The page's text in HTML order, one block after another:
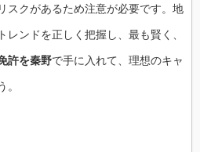
スクがあるため注意が必要です。地
ンドを正しく把握し、最も賢く、
許を秦野で手に入れて、理想のキャ
。